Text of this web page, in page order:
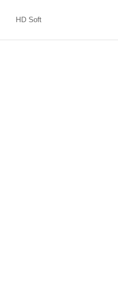
HD Soft